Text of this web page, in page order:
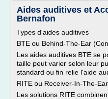
Aides auditives et
Bernafon
Types d'aides auditives
BTE ou Behind-The-Ear
Les aides auditives BTE se
taille peut varier selon leur
standard ou fin relie l'aide
RITE ou Receiver-In-The-
Les solutions RITE